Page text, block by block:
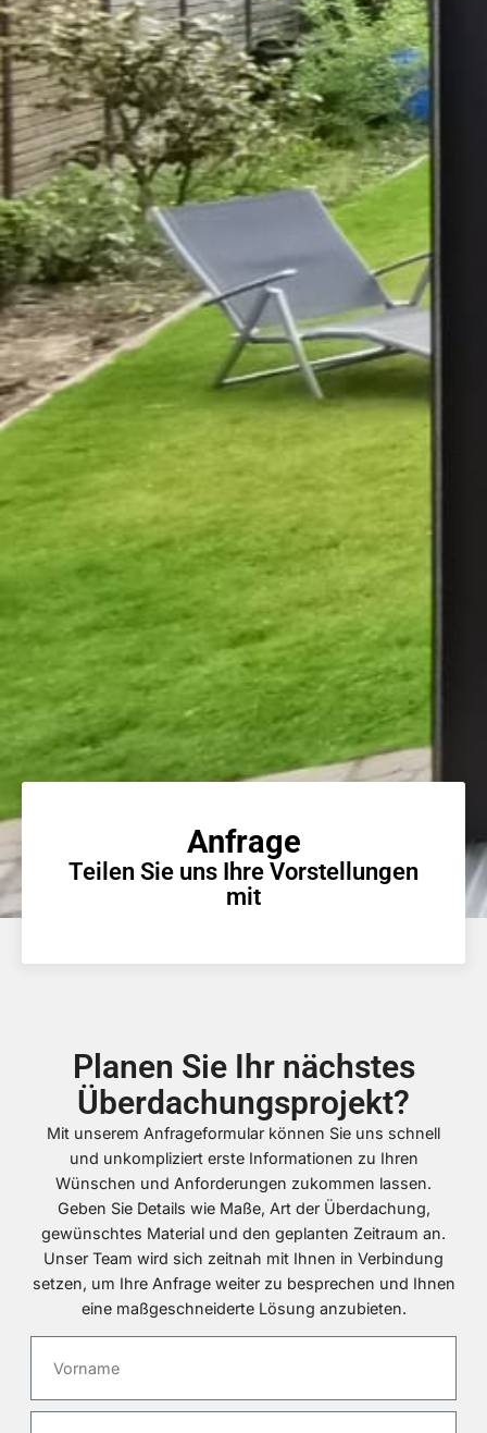
Anfrage
Teilen Sie uns Ihre Vorstellungen
mit
Planen Sie Ihr nächstes
Überdachungsprojekt?
Mit unserem Anfrageformular können Sie uns schnell
und unkompliziert erste Informationen zu Ihren
Wünschen und Anforderungen zukommen lassen.
Geben Sie Details wie Maße, Art der Überdachung,
gewünschtes Material und den geplanten Zeitraum an.
Unser Team wird sich zeitnah mit Ihnen in Verbindung
setzen, um Ihre Anfrage weiter zu besprechen und Ihnen
eine maßgeschneiderte Lösung anzubieten.